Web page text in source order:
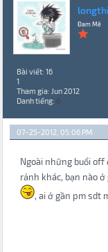
Đam Mê
Bài viết: 16
1
Tham gia: Jun 2012
Danh tiếng: 0
07-25-2012, 05:06 PM
Ngoài những buổi off
rảnh khác, bạn nào
, ai ở gần pm sdt